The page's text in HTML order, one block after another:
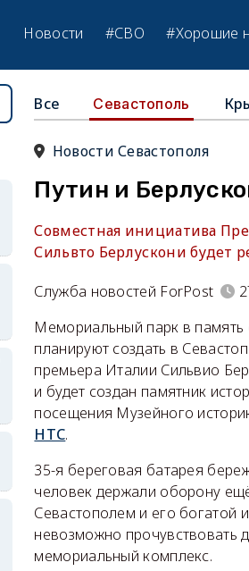
Новости #СВО #Хорошие
Все Севастополь
Новости Севастополя
Путин и
Совместная инициатива
Сильвто Берлускони будет
Служба новостей ForPost
Мемориальный парк в память
планируют создать в
премьера Италии Сильвио
и будет создан памятник
посещения Музейного
НТС.
35-я береговая батарея
человек держали оборону
Севастополем и его богатой
невозможно прочувствовать
мемориальный комплекс.